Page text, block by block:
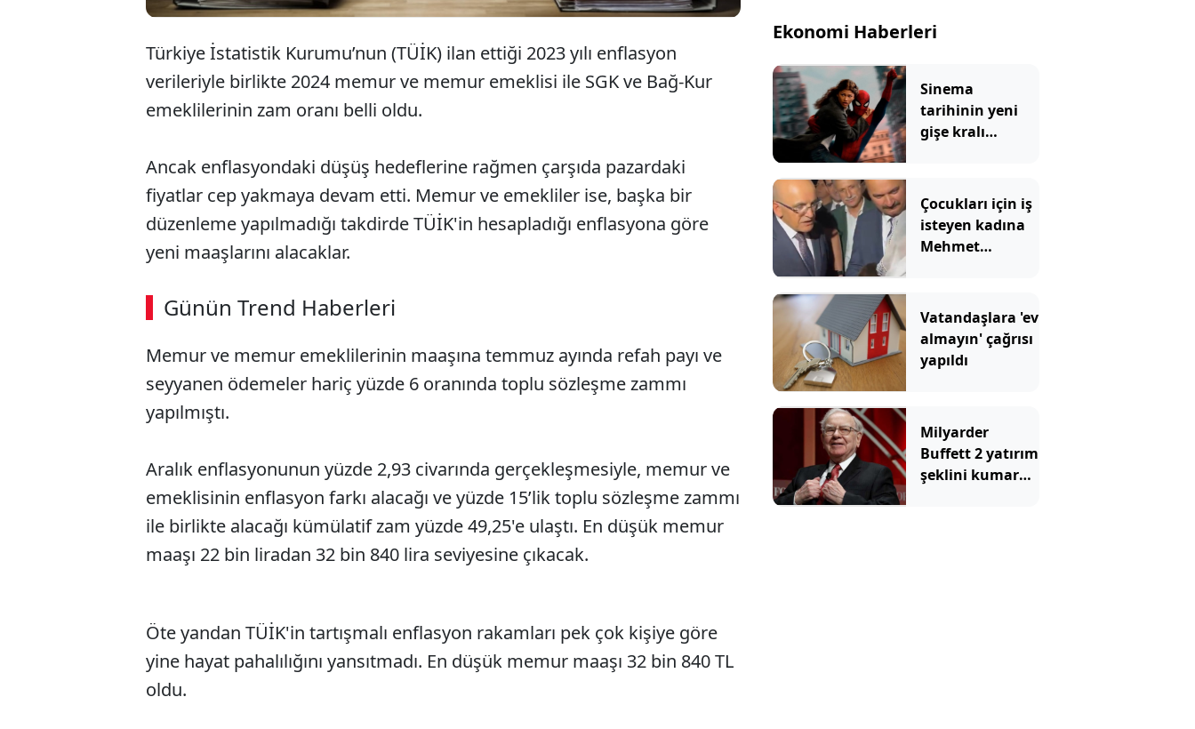
Türkiye İstatistik Kurumu’nun (TÜİK) ilan ettiği 2023 yılı enflasyon
verileriyle birlikte 2024 memur ve memur emeklisi ile SGK ve Bağ-Kur
emeklilerinin zam oranı belli oldu.
Ancak enflasyondaki düşüş hedeflerine rağmen çarşıda pazardaki
fiyatlar cep yakmaya devam etti. Memur ve emekliler ise, başka bir
düzenleme yapılmadığı takdirde TÜİK'in hesapladığı enflasyona göre
yeni maaşlarını alacaklar.
Günün Trend Haberleri
Memur ve memur emeklilerinin maaşına temmuz ayında refah payı ve
seyyanen ödemeler hariç yüzde 6 oranında toplu sözleşme zammı
yapılmıştı.
Aralık enflasyonunun yüzde 2,93 civarında gerçekleşmesiyle, memur ve
emeklisinin enflasyon farkı alacağı ve yüzde 15’lik toplu sözleşme zammı
ile birlikte alacağı kümülatif zam yüzde 49,25'e ulaştı. En düşük memur
maaşı 22 bin liradan 32 bin 840 lira seviyesine çıkacak.
Öte yandan TÜİK'in tartışmalı enflasyon rakamları pek çok kişiye göre
yine hayat pahalılığını yansıtmadı. En düşük memur maaşı 32 bin 840 TL
oldu.
Ekonomi Haberleri
Sinema
tarihinin yeni
gişe kralı
geçti
Çocukları için iş
isteyen kadına
Mehmet
Vatandaşlara 'ev
almayın' çağrısı
yapıldı
Milyarder
Buffett 2 yatırım
şeklini kumara